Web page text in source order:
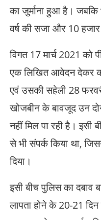
का जुर्माना हुआ है। जबकि
वर्ष की सजा और 10 हजार
विगत 17 मार्च 2021 को
एक लिखित आवेदन देकर
एवं उसकी सहेली 28
खोजबीन के बावजूद उन
नहीं मिल पा रही है। इसी
से भी संपर्क किया था,
दिया।
इसी बीच पुलिस का दबाव
लापता होने के 20-21 दिन